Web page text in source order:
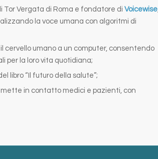
Tor Vergata di Roma e fondatore diVoicewise
la voce umana con algoritmi di
cervello umano a un computer, consentendo
per la loro vita quotidiana;
libro “Il futuro della salute”;
in contatto medici e pazienti, con